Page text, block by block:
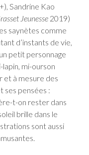
Sandrine Kao
Jeunesse 2019)
saynètes comme
d’instants de vie,
petit personnage
lapin, mi-ourson
et à mesure des
ses pensées :
t-on rester dans
brille dans le
sont aussi